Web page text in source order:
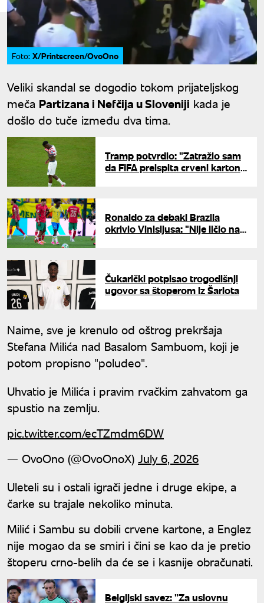
Foto: X/Printscreen/OvoOno
Veliki skandal se dogodio tokom prijateljskog
meča Partizana i Nefčija u Sloveniji kada je
došlo do tuče između dva tima.
Tramp potvrdio: "Zatražio sam
da FIFA preispita crveni karton
Ronaldo za debakl Brazila
okrivio Vinisijusa: "Nije ličio na
Čukarički potpisao trogodišnji
ugovor sa štoperom iz Šarlota
Naime, sve je krenulo od oštrog prekršaja
Stefana Milića nad Basalom Sambuom, koji je
potom propisno "poludeo".
Uhvatio je Milića i pravim rvačkim zahvatom ga
spustio na zemlju.
pic.twitter.com/ecTZmdm6DW
— OvoOno (@OvoOnoX) July 6, 2026
Uleteli su i ostali igrači jedne i druge ekipe, a
čarke su trajale nekoliko minuta.
Milić i Sambu su dobili crvene kartone, a Englez
nije mogao da se smiri i čini se kao da je pretio
štoperu crno-belih da će se i kasnije obračunati.
Belgijski savez: "Za uslovnu